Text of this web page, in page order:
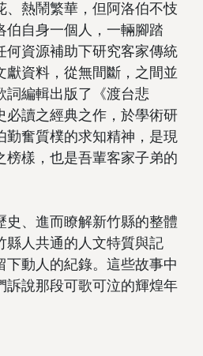
、熱鬧繁華，但阿洛伯不忮
伯自身一個人，一輛腳踏
何資源補助下研究客家傳統
獻資料，從無間斷，之間並
詞編輯出版了《渡台悲
必讀之經典之作，於學術研
勤奮質樸的求知精神，是現
榜樣，也是吾輩客家子弟的
史、進而瞭解新竹縣的整體
縣人共通的人文特質與記
下動人的紀錄。這些故事中
訴說那段可歌可泣的輝煌年